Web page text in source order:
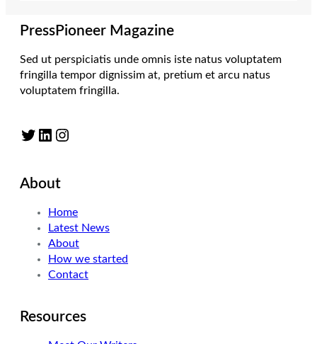
PressPioneer Magazine
Sed ut perspiciatis unde omnis iste natus voluptatem
fringilla tempor dignissim at, pretium et arcu natus
voluptatem fringilla.
Twitter LinkedIn Instagram
About
Home
Latest News
About
How we started
Contact
Resources